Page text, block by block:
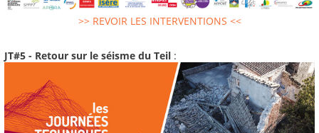
>> REVOIR LES INTERVENTIONS <<
JT#5 - Retour sur le séisme du Teil :